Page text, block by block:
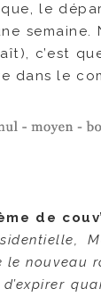
que, le
c’est
dans le
de
le nouveau